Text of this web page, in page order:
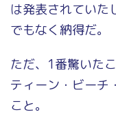
は発表されていた
でもなく納得だ。
ただ、1番驚いたこ
ティーン・ビーチ
こと。